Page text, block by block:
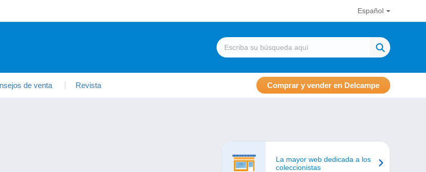
Español
de venta Revista Comprar y vender en Delcampe
La mayor web dedicada a los
coleccionistas